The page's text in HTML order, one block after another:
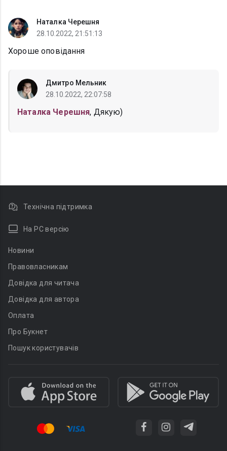
Наталка Черешня
28.10.2022, 21:51:13
Хороше оповідання
Дмитро Мельник
28.10.2022, 22:07:58
Наталка Черешня, Дякую)
Технічна підтримка
На PC версію
Новини
Правовласникам
Довідка для читача
Довідка для автора
Оплата
Про Букнет
Пошук користувачів